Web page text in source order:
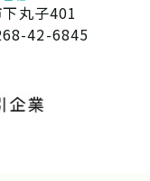
丸子401
42-6845